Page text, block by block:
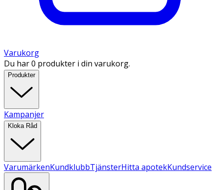
Varukorg
Du har 0 produkter i din varukorg.
Produkter
Kampanjer
Kloka Råd
VarumärkenKundklubbTjänsterHitta apotekKundservice